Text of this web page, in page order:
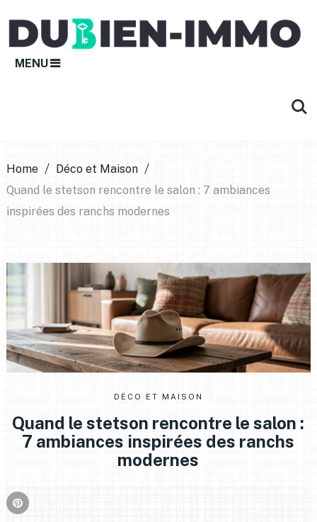
MENU
Home
Déco et Maison
Quand le stetson rencontre le salon : 7 ambiances
inspirées des ranchs modernes
DÉCO ET MAISON
Quand le stetson rencontre le salon :
7 ambiances inspirées des ranchs
modernes